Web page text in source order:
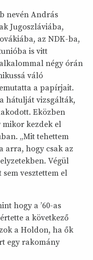
nevén András
Jugoszláviába,
az NDK-ba,
is vitt
négy órán
váló
a papírjait.
hátulját vizsgálták,
Eközben
mikor kezdek el
„Mit tehettem
arra, hogy csak az
Végül
sem vesztettem el
hogy a ’60-as
a következő
a Holdon, ha ők
egy rakomány